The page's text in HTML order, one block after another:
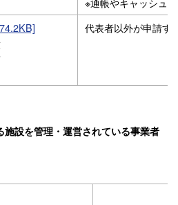
代表者以外が申請す
設を管理・運営されている事業者